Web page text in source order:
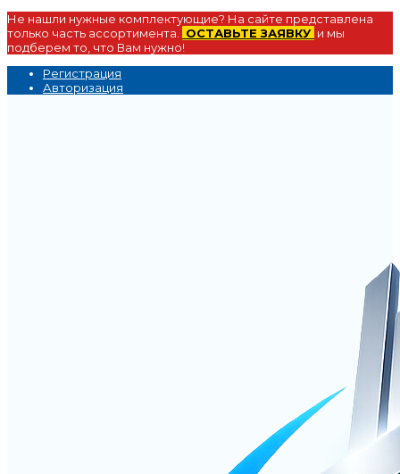
Не нашли нужные комплектующие? На сайте представлена
только часть ассортимента.
ОСТАВЬТЕ ЗАЯВКУ и мы
подберем то, что Вам нужно!
Регистрация
Авторизация